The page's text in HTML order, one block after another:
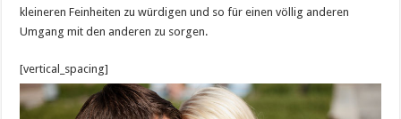
kleineren Feinheiten zu würdigen und so für einen völlig anderen
Umgang mit den anderen zu sorgen.
[vertical_spacing]